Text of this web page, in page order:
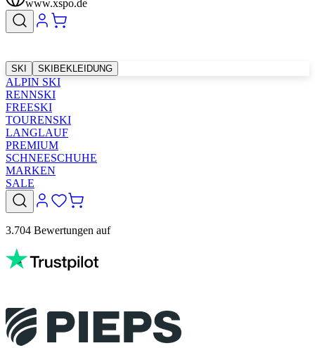
www.xspo.de
SKI SKIBEKLEIDUNG
ALPIN SKI
RENNSKI
FREESKI
TOURENSKI
LANGLAUF
PREMIUM
SCHNEESCHUHE
MARKEN
SALE
3.704 Bewertungen auf